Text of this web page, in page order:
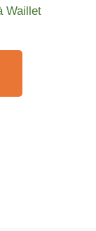
Waillet